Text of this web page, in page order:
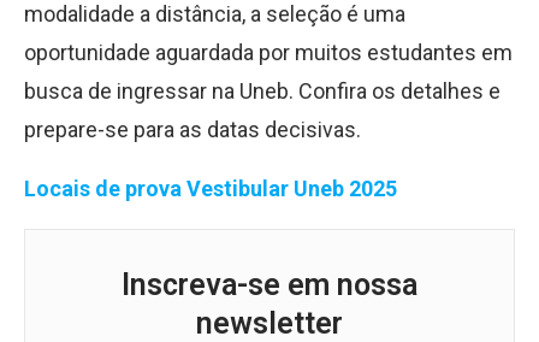
modalidade a distância, a seleção é uma
oportunidade aguardada por muitos estudantes em
busca de ingressar na Uneb. Confira os detalhes e
prepare-se para as datas decisivas.
Locais de prova Vestibular Uneb 2025
Inscreva-se em nossa
newsletter